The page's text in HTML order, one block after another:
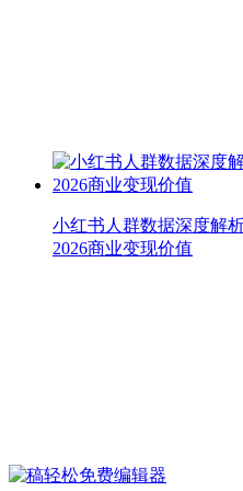
小红书人群数据深度解
2026商业变现价值